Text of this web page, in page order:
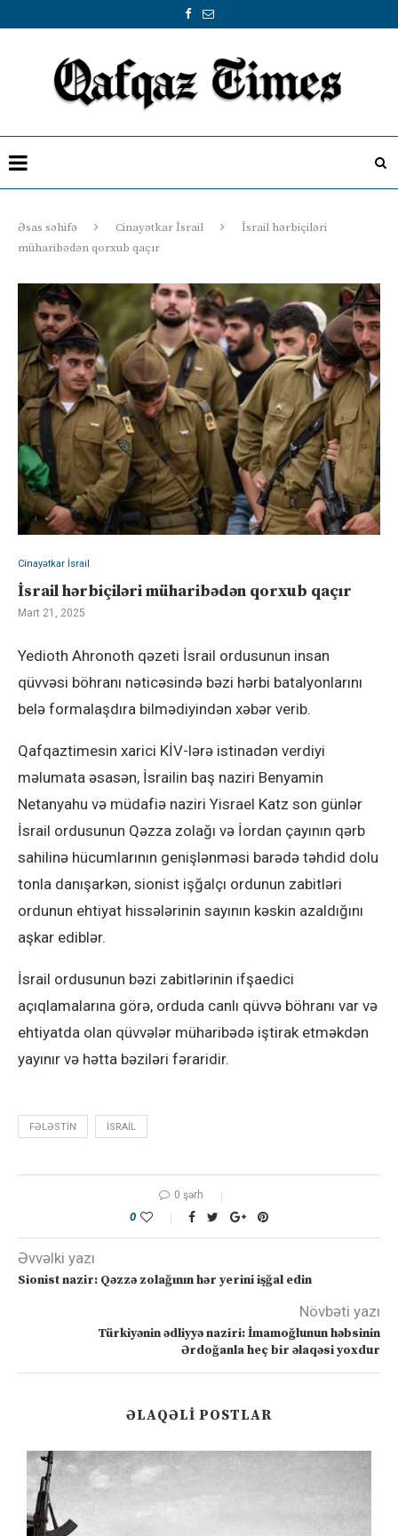
Əsas səhifə Cinayətkar İsrail
İsrail hərbiçiləri
müharibədən qorxub qaçır
Cinayətkar İsrail
İsrail hərbiçiləri müharibədən qorxub qaçır
Mart 21, 2025
Yedioth Ahronoth qəzeti İsrail ordusunun insan
qüvvəsi böhranı nəticəsində bəzi hərbi batalyonlarını
belə formalaşdıra bilmədiyindən xəbər verib.
Qafqaztimesin xarici KİV-lərə istinadən verdiyi
məlumata əsasən, İsrailin baş naziri Benyamin
Netanyahu və müdafiə naziri Yisrael Katz son günlər
İsrail ordusunun Qəzza zolağı və İordan çayının qərb
sahilinə hücumlarının genişlənməsi barədə təhdid dolu
tonla danışarkən, sionist işğalçı ordunun zabitləri
ordunun ehtiyat hissələrinin sayının kəskin azaldığını
aşkar ediblər.
İsrail ordusunun bəzi zabitlərinin ifşaedici
açıqlamalarına görə, orduda canlı qüvvə böhranı var və
ehtiyatda olan qüvvələr müharibədə iştirak etməkdən
yayınır və hətta bəziləri fəraridir.
FƏLƏSTIN ISRAIL
0 şərh
0
Əvvəlki yazı
Sionist nazir: Qəzzə zolağının hər yerini işğal edin
Növbəti yazı
Türkiyənin ədliyyə naziri: İmamoğlunun həbsinin
Ərdoğanla heç bir əlaqəsi yoxdur
ƏLAQƏLI POSTLAR